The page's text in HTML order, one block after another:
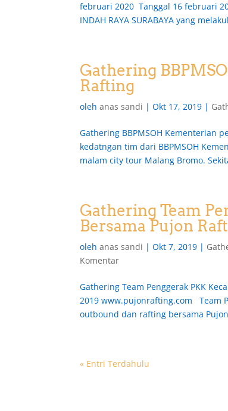
februari 2020 Tanggal 16 februari
INDAH RAYA SURABAYA yang
Gathering
Rafting
olehanas sandi |Okt 17, 2019 |
Gathering BBPMSOH Kementerian
kedatngan tim dari BBPMSOH
malam city tour Malang Bromo.
Gathering Team
Bersama Pujon
olehanas sandi |Okt 7, 2019 |
Komentar
Gathering Team Penggerak PKK
2019 www.pujonrafting.com Team
outbound dan rafting bersama
« Entri Terdahulu